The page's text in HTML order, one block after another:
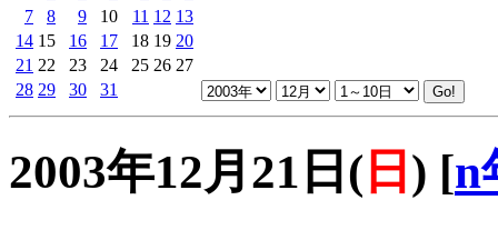
7
8 9 10 11 12 13
14 15 16 17 18 19 20
21 22 23 24 25 26 27
28 29 30 31
2003年12月21日( 日 ) [n